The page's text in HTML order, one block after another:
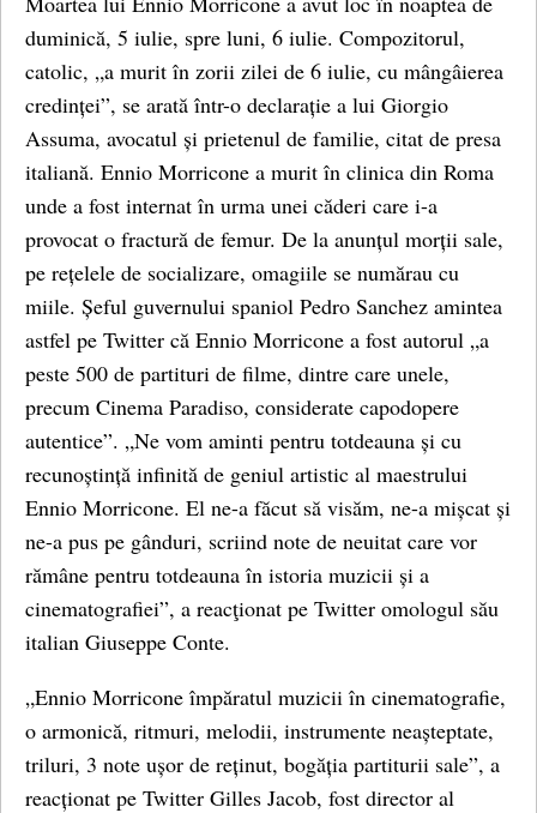
duminică, 5 iulie, spre luni, 6 iulie. Compozitorul,
catolic, „a murit în zorii zilei de 6 iulie, cu mângâierea
credinței”, se arată într-o declarație a lui Giorgio
Assuma, avocatul și prietenul de familie, citat de presa
italiană. Ennio Morricone a murit în clinica din Roma
unde a fost internat în urma unei căderi care i-a
provocat o fractură de femur. De la anunțul morții sale,
pe rețelele de socializare, omagiile se numărau cu
miile. Șeful guvernului spaniol Pedro Sanchez amintea
astfel pe Twitter că Ennio Morricone a fost autorul „a
peste 500 de partituri de filme, dintre care unele,
precum Cinema Paradiso, considerate capodopere
autentice”. „Ne vom aminti pentru totdeauna și cu
recunoștință infinită de geniul artistic al maestrului
Ennio Morricone. El ne-a făcut să visăm, ne-a mișcat și
ne-a pus pe gânduri, scriind note de neuitat care vor
rămâne pentru totdeauna în istoria muzicii și a
cinematografiei”, a reacţionat pe Twitter omologul său
italian Giuseppe Conte.
„Ennio Morricone împăratul muzicii în cinematografie,
o armonică, ritmuri, melodii, instrumente neașteptate,
triluri, 3 note ușor de reținut, bogăția partiturii sale”, a
reacționat pe Twitter Gilles Jacob, fost director al